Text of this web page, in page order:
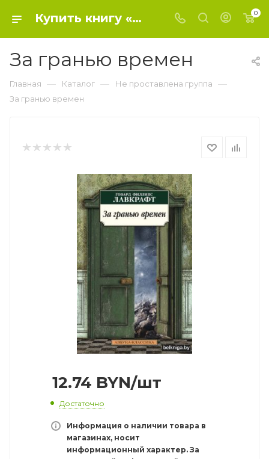
Купить книгу «За гранью времен» 2020 г. , Лавкрафт Говард Филлипс - Не проставлена группа 0
За гранью времен
Главная — Каталог — Не проставлена группа —
За гранью времен
12.74 BYN/шт
Достаточно
Информация о наличии товара в
магазинах, носит
информационный характер. За